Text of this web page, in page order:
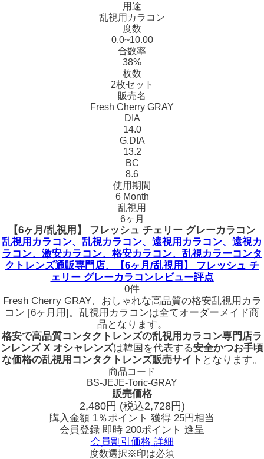
用途
乱視用カラコン
度数
0.0~10.00
合数率
38%
枚数
2枚セット
販売名
Fresh Cherry GRAY
DIA
14.0
G.DIA
13.2
BC
8.6
使用期間
6 Month
乱視用
6ヶ月
【6ヶ月/乱視用】 フレッシュ チェリー グレーカラコン
乱視用カラコン、乱視カラコン、遠視用カラコン、遠視カ
ラコン、激安カラコン、格安カラコン、乱視カラーコンタ
クトレンズ通販専門店、【6ヶ月/乱視用】 フレッシュ チ
ェリー グレーカラコンレビュー評点
0件
Fresh Cherry GRAY、おしゃれな高品質の格安乱視用カラ
コン [6ヶ月用]。乱視用カラコンは全てオーダーメイド商
品となります。
格安で高品質コンタクトレンズの乱視用カラコン専門店ラ
ンレンズ X オシャレンズは韓国を代表する安全かつお手頃
な価格の乱視用コンタクトレンズ販売サイト となります。
商品コード
BS-JEJE-Toric-GRAY
販売価格
2,480円 (税込2,728円)
購入金額 1％ポイント 獲得 25円相当
会員登録 即時 200ポイント 進呈
会員割引価格 詳細
度数選択※印は必須